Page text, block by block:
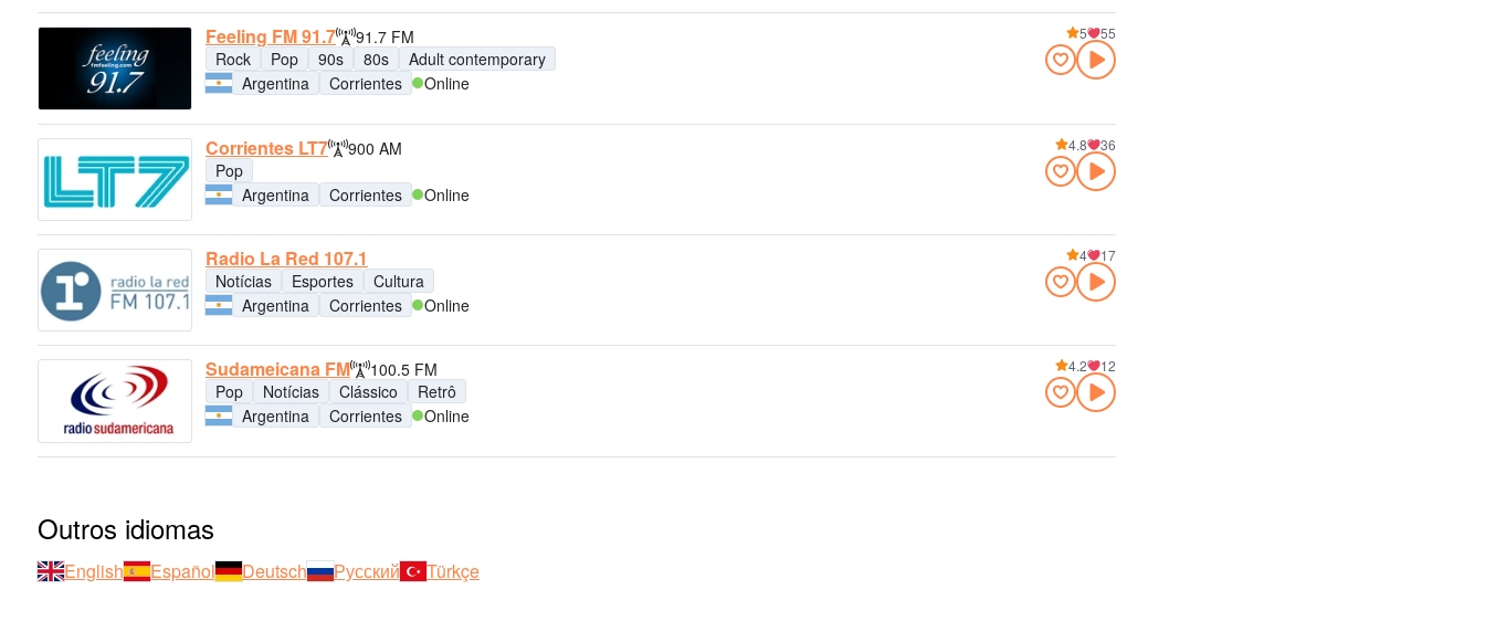
Feeling FM 91.7
91.7 FM
Rock
Pop 90s 80s
Adult contemporary
Argentina
Corrientes Online
5 55
Corrientes LT7
900 AM
Pop
Argentina
Corrientes Online
4.8 36
Radio La Red 107.1
Notícias Esportes
Cultura
Argentina
Corrientes Online
4 17
Sudameicana FM
100.5 FM
Pop
Notícias Clássico
Retrô
Argentina
Corrientes Online
4.2 12
Outros idiomas
English Español Deutsch Русский Türkçe